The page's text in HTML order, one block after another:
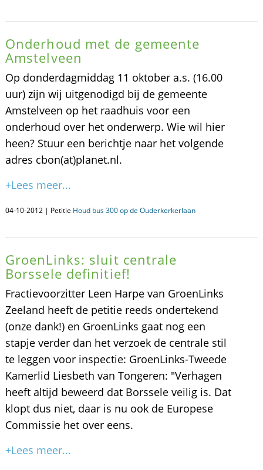
Onderhoud met de gemeente
Amstelveen
Op donderdagmiddag 11 oktober a.s. (16.00
uur) zijn wij uitgenodigd bij de gemeente
Amstelveen op het raadhuis voor een
onderhoud over het onderwerp. Wie wil hier
heen? Stuur een berichtje naar het volgende
adres cbon(at)planet.nl.
+Lees meer...
04-10-2012 | Petitie Houd bus 300 op de Ouderkerkerlaan
GroenLinks: sluit centrale
Borssele definitief!
Fractievoorzitter Leen Harpe van GroenLinks
Zeeland heeft de petitie reeds ondertekend
(onze dank!) en GroenLinks gaat nog een
stapje verder dan het verzoek de centrale stil
te leggen voor inspectie: GroenLinks-Tweede
Kamerlid Liesbeth van Tongeren: "Verhagen
heeft altijd beweerd dat Borssele veilig is. Dat
klopt dus niet, daar is nu ook de Europese
Commissie het over eens.
+Lees meer...